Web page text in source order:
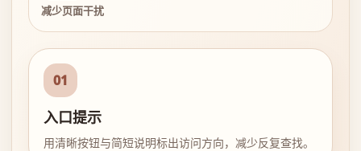
减少页面干扰
01
入口提示
用清晰按钮与简短说明标出访问方向，减少反复查找。